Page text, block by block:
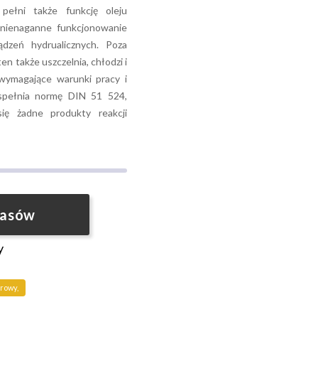
pełni także funkcję oleju
funkcjonowanie
hydrualicznych. Poza
także uszczelnia, chłodzi i
warunki pracy i
normę DIN 51 524,
żadne produkty reakcji